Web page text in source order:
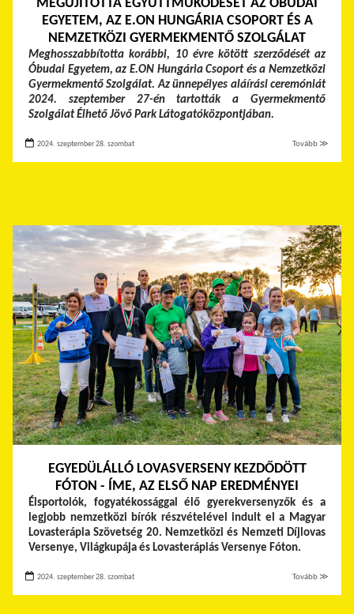
MEGÚJÍTOTTA EGYÜTTMŰKÖDÉSÉT AZ ÓBUDAI
EGYETEM, AZ E.ON HUNGÁRIA CSOPORT ÉS A
NEMZETKÖZI GYERMEKMENTŐ SZOLGÁLAT
Meghosszabbította korábbi, 10 évre kötött szerződését az
Óbudai Egyetem, az E.ON Hungária Csoport és a Nemzetközi
Gyermekmentő Szolgálat. Az ünnepélyes aláírási ceremóniát
2024. szeptember 27-én tartották a Gyermekmentő
Szolgálat Élhető Jövő Park Látogatóközpontjában.
2024. szeptember 28. szombat Tovább ≫
EGYEDÜLÁLLÓ LOVASVERSENY KEZDŐDÖTT
FÓTON - ÍME, AZ ELSŐ NAP EREDMÉNYEI
Élsportolók, fogyatékossággal élő gyerekversenyzők és a
legjobb nemzetközi bírók részvételével indult el a Magyar
Lovasterápia Szövetség 20. Nemzetközi és Nemzeti Díjlovas
Versenye, Világkupája és Lovasterápiás Versenye Fóton.
2024. szeptember 28. szombat Tovább ≫